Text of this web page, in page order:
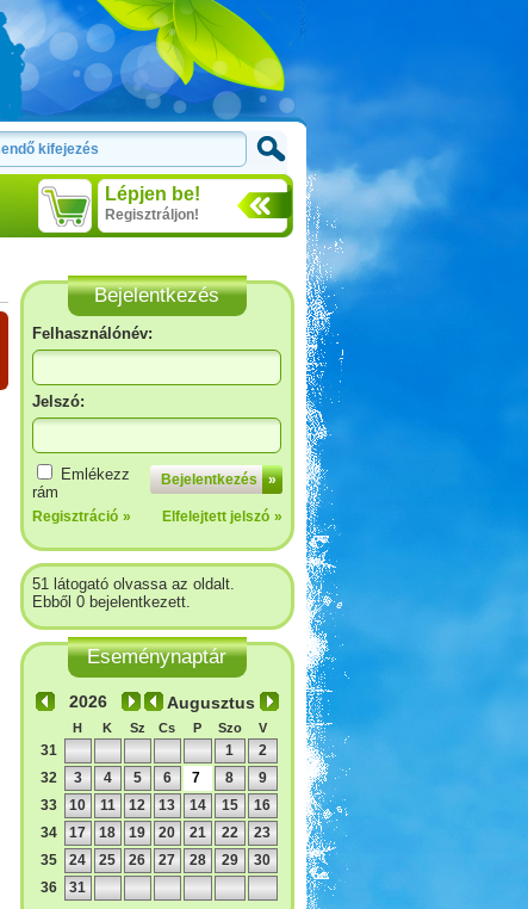
Lépjen be!
Regisztráljon!
Bejelentkezés
Felhasználónév:
Jelszó:
Bejelentkezés »
Emlékezz
rám
Regisztráció » Elfelejtett jelszó »
51 látogató olvassa az oldalt.
Ebből 0 bejelentkezett.
Eseménynaptár
Augusztus
H K Sz Cs P Szo V
31 1
2
32
3 4 5 6 7 8
9
33
10 11 12 13 14 15
16
34
17 18 19 20 21 22
23
35
24 25 26 27 28 29
30
36
31